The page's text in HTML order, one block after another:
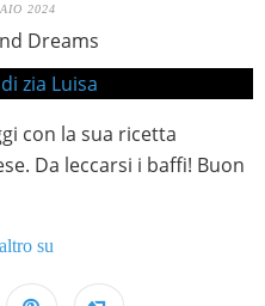
2024
Dreams
con la sua ricetta
Da leccarsi i baffi! Buon
su